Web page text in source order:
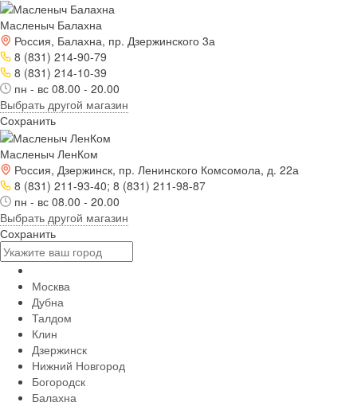
Масленыч Балахна
Россия, Балахна, пр. Дзержинского 3а
8 (831) 214-90-79
8 (831) 214-10-39
пн - вс 08.00 - 20.00
Выбрать другой магазин
Сохранить
Масленыч ЛенКом
Россия, Дзержинск, пр. Ленинского Комсомола, д. 22а
8 (831) 211-93-40; 8 (831) 211-98-87
пн - вс 08.00 - 20.00
Выбрать другой магазин
Сохранить
Москва
Дубна
Талдом
Клин
Дзержинск
Нижний Новгород
Богородск
Балахна